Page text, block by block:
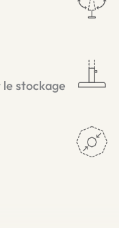
stockage